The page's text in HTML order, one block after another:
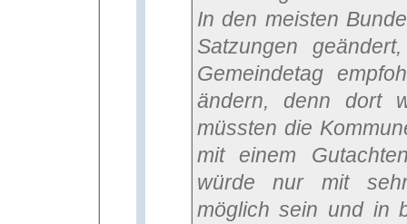
In den meisten
Satzungen
Gemeindetag
ändern, denn dort
müssten die
mit einem
würde nur mit
möglich sein und in